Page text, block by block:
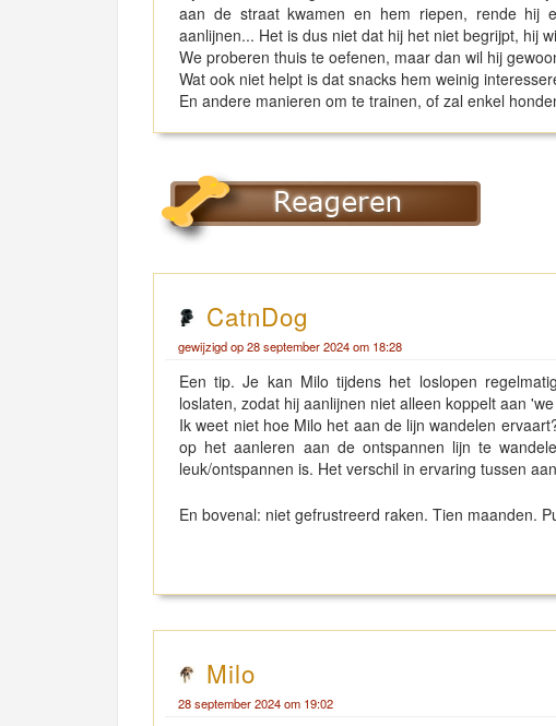
aan de straat kwamen en hem riepen, rende hij
aanlijnen... Het is dus niet dat hij het niet begrijpt, hij
We proberen thuis te oefenen, maar dan wil hij
Wat ook niet helpt is dat snacks hem weinig
En andere manieren om te trainen, of zal enkel
CatnDog
gewijzigd op 28 september 2024 om 18:28
Een tip. Je kan Milo tijdens het loslopen
loslaten, zodat hij aanlijnen niet alleen koppelt aan
Ik weet niet hoe Milo het aan de lijn wandelen
op het aanleren aan de ontspannen lijn te
leuk/ontspannen is. Het verschil in ervaring tussen
En bovenal: niet gefrustreerd raken. Tien maanden.
Milo
28 september 2024 om 19:02